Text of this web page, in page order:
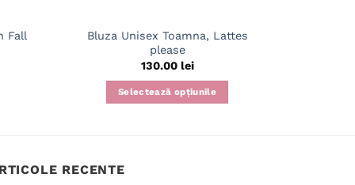
Fall
Bluza Unisex Toamna, Lattes
please
130.00 lei
Selectează opțiunile
RECENTE